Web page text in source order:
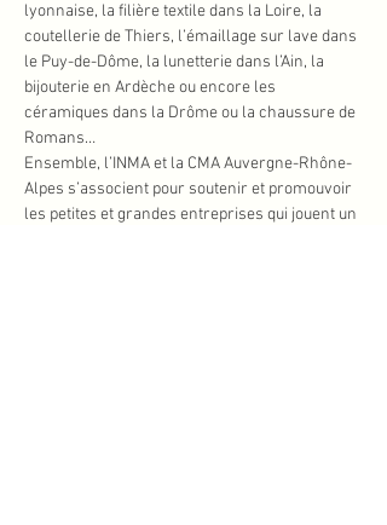
lyonnaise, la filière textile dans la Loire, la
coutellerie de Thiers, l’émaillage sur lave dans
le Puy-de-Dôme, la lunetterie dans l’Ain, la
bijouterie en Ardèche ou encore les
céramiques dans la Drôme ou la chaussure de
Romans…
Ensemble, l’INMA et la CMA Auvergne-Rhône-
Alpes s’associent pour soutenir et promouvoir
les petites et grandes entreprises qui jouent un